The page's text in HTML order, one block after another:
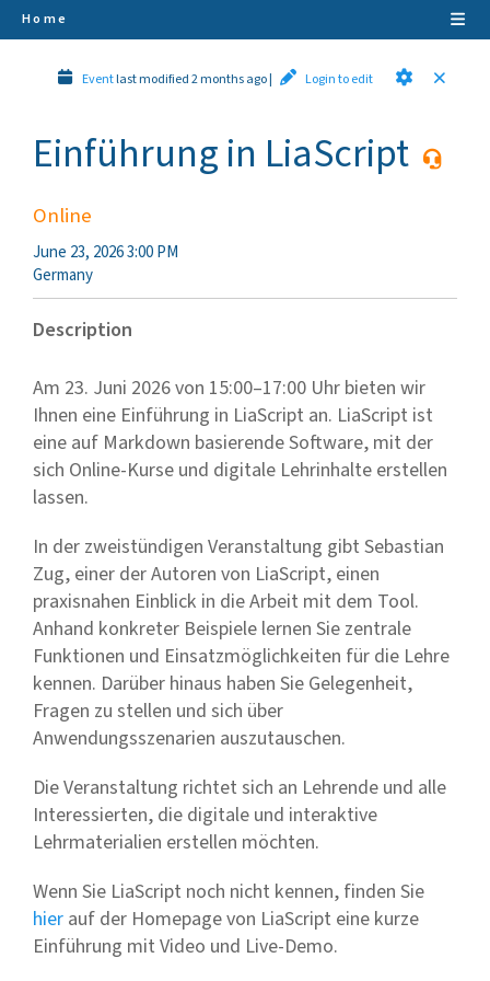
Home
Eventlast modified 2 months ago| Login to edit
Einführung in LiaScript
Online
June 23, 2026 3:00 PM
Germany
Description
Am 23. Juni 2026 von 15:00–17:00 Uhr bieten wir
Ihnen eine Einführung in LiaScript an. LiaScript ist
eine auf Markdown basierende Software, mit der
sich Online-Kurse und digitale Lehrinhalte erstellen
lassen.
In der zweistündigen Veranstaltung gibt Sebastian
Zug, einer der Autoren von LiaScript, einen
praxisnahen Einblick in die Arbeit mit dem Tool.
Anhand konkreter Beispiele lernen Sie zentrale
Funktionen und Einsatzmöglichkeiten für die Lehre
kennen. Darüber hinaus haben Sie Gelegenheit,
Fragen zu stellen und sich über
Anwendungsszenarien auszutauschen.
Die Veranstaltung richtet sich an Lehrende und alle
Interessierten, die digitale und interaktive
Lehrmaterialien erstellen möchten.
Wenn Sie LiaScript noch nicht kennen, finden Sie
hier auf der Homepage von LiaScript eine kurze
Einführung mit Video und Live-Demo.